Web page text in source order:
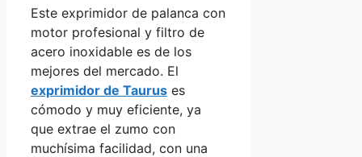
Este exprimidor de palanca con
motor profesional y filtro de
acero inoxidable es de los
mejores del mercado. El
exprimidor de Taurus es
cómodo y muy eficiente, ya
que extrae el zumo con
muchísima facilidad, con una